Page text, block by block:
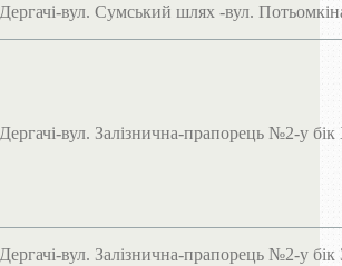
Дергачі-вул. Сумський шлях -вул.
Дергачі-вул. Залізнична-прапорець №2-у
Дергачі-вул. Залізнична-прапорець №2-у бік